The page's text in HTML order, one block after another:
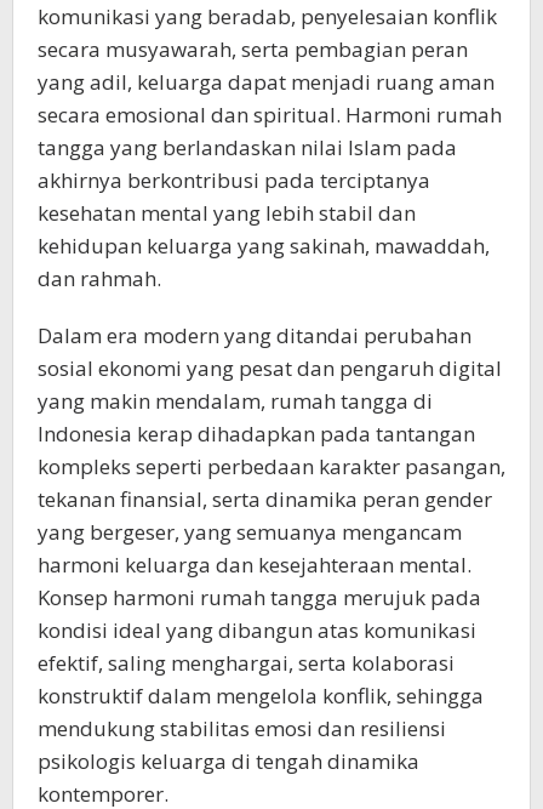
komunikasi yang beradab, penyelesaian konflik
secara musyawarah, serta pembagian peran
yang adil, keluarga dapat menjadi ruang aman
secara emosional dan spiritual. Harmoni rumah
tangga yang berlandaskan nilai Islam pada
akhirnya berkontribusi pada terciptanya
kesehatan mental yang lebih stabil dan
kehidupan keluarga yang sakinah, mawaddah,
dan rahmah.
Dalam era modern yang ditandai perubahan
sosial ekonomi yang pesat dan pengaruh digital
yang makin mendalam, rumah tangga di
Indonesia kerap dihadapkan pada tantangan
kompleks seperti perbedaan karakter pasangan,
tekanan finansial, serta dinamika peran gender
yang bergeser, yang semuanya mengancam
harmoni keluarga dan kesejahteraan mental.
Konsep harmoni rumah tangga merujuk pada
kondisi ideal yang dibangun atas komunikasi
efektif, saling menghargai, serta kolaborasi
konstruktif dalam mengelola konflik, sehingga
mendukung stabilitas emosi dan resiliensi
psikologis keluarga di tengah dinamika
kontemporer.​